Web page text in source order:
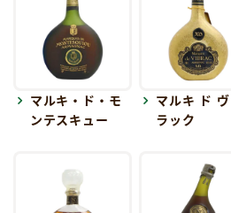
マルキ・ド・モ
ンテスキュー
マルキ ド
ラック